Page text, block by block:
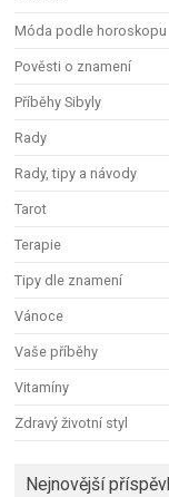
Móda podle horoskopu
Pověsti o znamení
Příběhy Sibyly
Rady
Rady, tipy a návody
Tarot
Terapie
Tipy dle znamení
Vánoce
Vaše příběhy
Vitamíny
Zdravý životní styl
Nejnovější